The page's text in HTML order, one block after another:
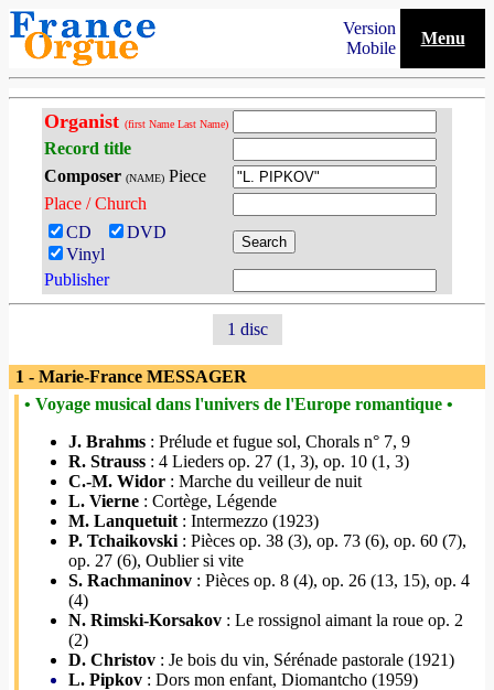
Version
Mobile
Menu
Organist (first Name Last Name)
Record title
Composer (NAME) Piece
Place / Church
CD
DVD
Vinyl
Publisher
1 disc
1 - Marie-France MESSAGER
• Voyage musical dans l'univers de l'Europe romantique •
J. Brahms : Prélude et fugue sol, Chorals n° 7, 9
R. Strauss : 4 Lieders op. 27 (1, 3), op. 10 (1, 3)
C.-M. Widor : Marche du veilleur de nuit
L. Vierne : Cortège, Légende
M. Lanquetuit : Intermezzo (1923)
P. Tchaikovski : Pièces op. 38 (3), op. 73 (6), op. 60 (7),
op. 27 (6), Oublier si vite
S. Rachmaninov : Pièces op. 8 (4), op. 26 (13, 15), op. 4
(4)
N. Rimski-Korsakov : Le rossignol aimant la roue op. 2
(2)
D. Christov : Je bois du vin, Sérénade pastorale (1921)
L. Pipkov : Dors mon enfant, Diomantcho (1959)